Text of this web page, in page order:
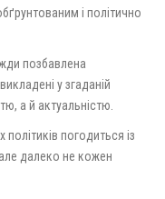
і політично
позбавлена
у згаданій
а й актуальністю.
погодиться із
далеко не кожен